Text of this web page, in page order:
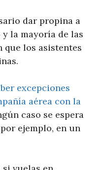
dar propina a
la mayoría de las
que los asistentes
excepciones
aérea con la
caso se espera
ejemplo, en un